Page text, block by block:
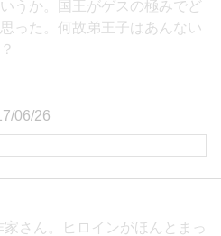
うか。国王がゲスの極みでど
った。何故弟王子はあんない
06/26
家さん。ヒロインがほんとまっ